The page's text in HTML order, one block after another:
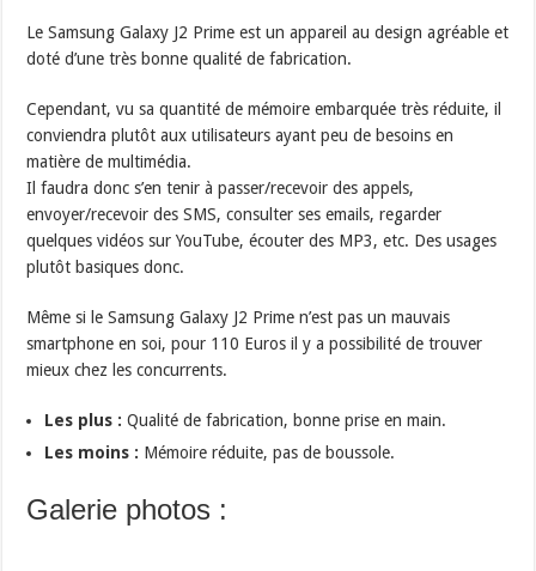
Le Samsung Galaxy J2 Prime est un appareil au design agréable et
doté d’une très bonne qualité de fabrication.
Cependant, vu sa quantité de mémoire embarquée très réduite, il
conviendra plutôt aux utilisateurs ayant peu de besoins en
matière de multimédia.
Il faudra donc s’en tenir à passer/recevoir des appels,
envoyer/recevoir des SMS, consulter ses emails, regarder
quelques vidéos sur YouTube, écouter des MP3, etc. Des usages
plutôt basiques donc.
Même si le Samsung Galaxy J2 Prime n’est pas un mauvais
smartphone en soi, pour 110 Euros il y a possibilité de trouver
mieux chez les concurrents.
Les plus : Qualité de fabrication, bonne prise en main.
Les moins : Mémoire réduite, pas de boussole.
Galerie photos :